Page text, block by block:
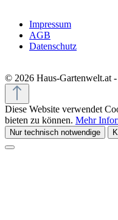
Impressum
AGB
Datenschutz
© 2026 Haus-Gartenwelt.at
Diese Website verwendet
bieten zu können. Mehr
Nur technisch notwendige